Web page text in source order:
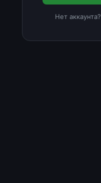
Нет аккаунта?